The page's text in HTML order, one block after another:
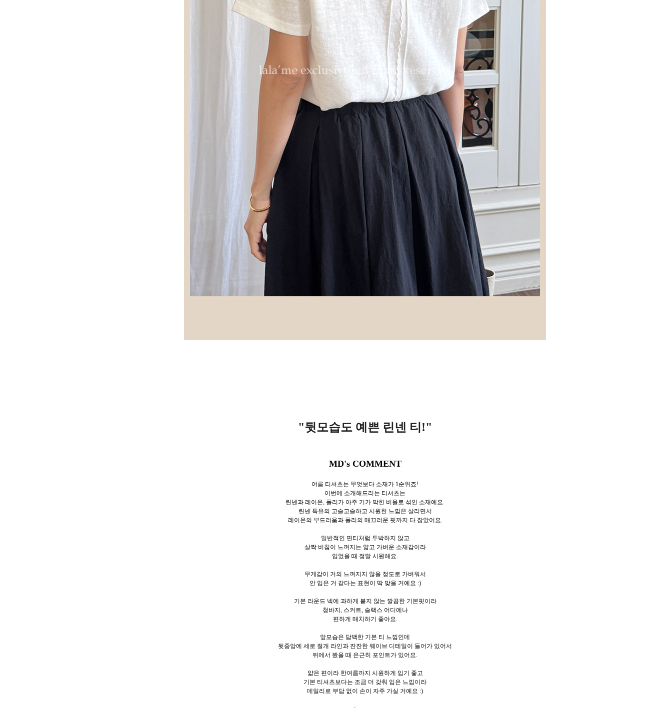
"뒷모습도 예쁜 린넨 티!"
MD's COMMENT
여름 티셔츠는 무엇보다 소재가 1순위죠!
이번에 소개해드리는 티셔츠는
린넨과 레이온, 폴리가 아주 기가 막힌 비율로 섞인 소재예요.
린넨 특유의 고슬고슬하고 시원한 느낌은 살리면서
레이온의 부드러움과 폴리의 매끄러운 핏까지 다 잡았어요.
일반적인 면티처럼 투박하지 않고
살짝 비침이 느껴지는 얇고 가벼운 소재감이라
입었을 때 정말 시원해요.
무게감이 거의 느껴지지 않을 정도로 가벼워서
안 입은 거 같다는 표현이 딱 맞을 거예요 :)
기본 라운드 넥에 과하게 붙지 않는 깔끔한 기본핏이라
청바지, 스커트, 슬랙스 어디에나
편하게 매치하기 좋아요.
앞모습은 담백한 기본 티 느낌인데
뒷중앙에 세로 절개 라인과 잔잔한 웨이브 디테일이 들어가 있어서
뒤에서 봤을 때 은근히 포인트가 있어요.
얇은 편이라 한여름까지 시원하게 입기 좋고
기본 티셔츠보다는 조금 더 갖춰 입은 느낌이라
데일리로 부담 없이 손이 자주 가실 거예요 :)